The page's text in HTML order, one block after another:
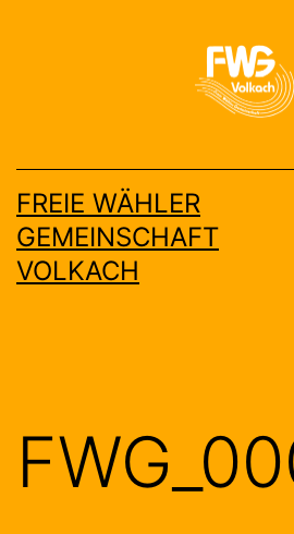
FREIE WÄHLER
GEMEINSCHAFT
VOLKACH